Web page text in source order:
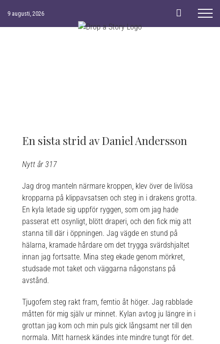
content
9 augusti, 2026
En sista strid av Daniel Andersson
Nytt år 317
Jag drog manteln närmare kroppen, klev över de livlösa
kropparna på klippavsatsen och steg in i drakens grotta.
En kyla letade sig uppför ryggen, som om jag hade
passerat ett osynligt, blött draperi, och den fick mig att
stanna till där i öppningen. Jag vägde en stund på
hälarna, kramade hårdare om det trygga svärdshjaltet
innan jag fortsatte. Mina steg ekade genom mörkret,
studsade mot taket och väggarna någonstans på
avstånd.
Tjugofem steg rakt fram, femtio åt höger. Jag rabblade
måtten för mig själv ur minnet. Kylan avtog ju längre in i
grottan jag kom och min puls gick långsamt ner till den
normala. Mitt harnesk kändes inte mindre tungt för det.